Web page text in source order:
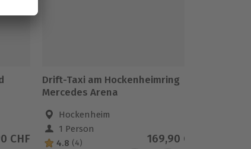
CHF
Drift-Taxi am Hockenheimring
Mercedes Arena
Hockenheim
1 Person
4.8 (4) 169,90 CHF